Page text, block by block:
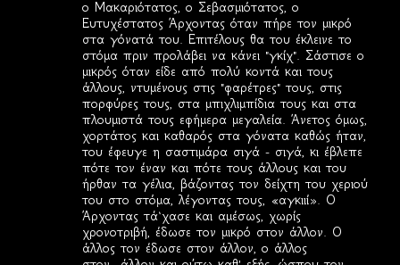
ο Μακαριότατος, ο Σεβασμιότατος, ο
Ευτυχέστατος Άρχοντας όταν πήρε τον μικρό
στα γόνατά του. Επιτέλους θα του έκλεινε το
στόμα πριν προλάβει να κάνει "γκίχ". Σάστισε ο
μικρός όταν είδε από πολύ κοντά και τους
άλλους, ντυμένους στις "φαρέτρες" τους, στις
πορφύρες τους, στα μπιχλιμπίδια τους και στα
πλουμιστά τους εφήμερα μεγαλεία. Άνετος όμως,
χορτάτος και καθαρός στα γόνατα καθώς ήταν,
του έφευγε η σαστιμάρα σιγά - σιγά, κι έβλεπε
πότε τον έναν και πότε τους άλλους και του
ήρθαν τα γέλια, βάζοντας τον δείχτη του χεριού
του στο στόμα, λέγοντας τους, «αγκιιί». Ο
Άρχοντας τά‘χασε και αμέσως, χωρίς
χρονοτριβή, έδωσε τον μικρό στον άλλον. Ο
άλλος τον έδωσε στον άλλον, ο άλλος